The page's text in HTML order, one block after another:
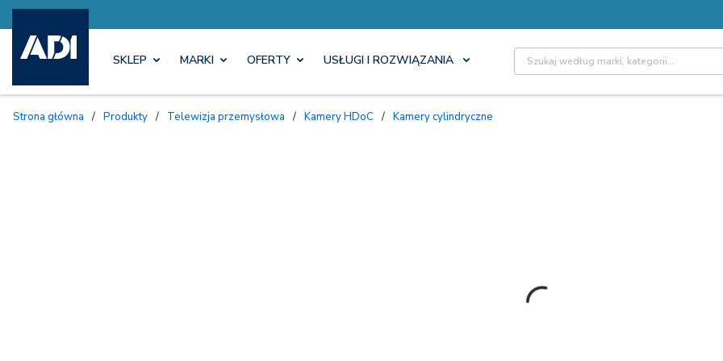
SKLEP MARKI OFERTY USŁUGI I ROZWIĄZANIA Site Search
Strona główna / Produkty / Telewizja przemysłowa / Kamery HDoC / Kamery cylindryczne